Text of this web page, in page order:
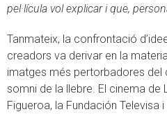
pel·lícula vol explicar i que,
Tanmateix, la confrontació
creadors va derivar en la
imatges més pertorbadores del
somni de la llebre. El cinema de
Figueroa, la Fundación Televisa